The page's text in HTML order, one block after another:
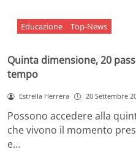
Educazione Top-News
Quinta dimensione, 20
tempo
Estrella Herrera 20 Settembre
Possono accedere alla
che vivono il momento
e…